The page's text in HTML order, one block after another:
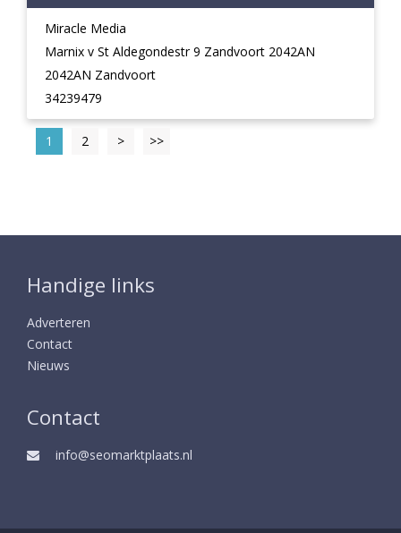
Miracle Media
Marnix v St Aldegondestr 9 Zandvoort 2042AN
2042AN Zandvoort
34239479
1 2 > >>
Handige links
Adverteren
Contact
Nieuws
Contact
info@seomarktplaats.nl